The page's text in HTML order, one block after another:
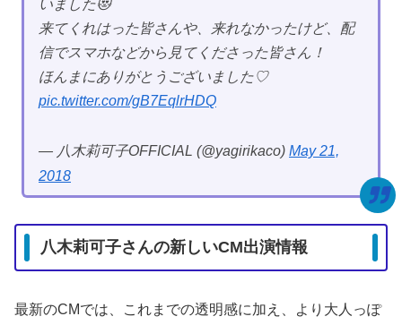
いました😻
来てくれはった皆さんや、来れなかったけど、配
信でスマホなどから見てくださった皆さん！
ほんまにありがとうございました♡
pic.twitter.com/gB7EqlrHDQ
— 八木莉可子OFFICIAL (@yagirikaco) May 21,
2018
八木莉可子さんの新しいCM出演情報
最新のCMでは、これまでの透明感に加え、より大人っぽ